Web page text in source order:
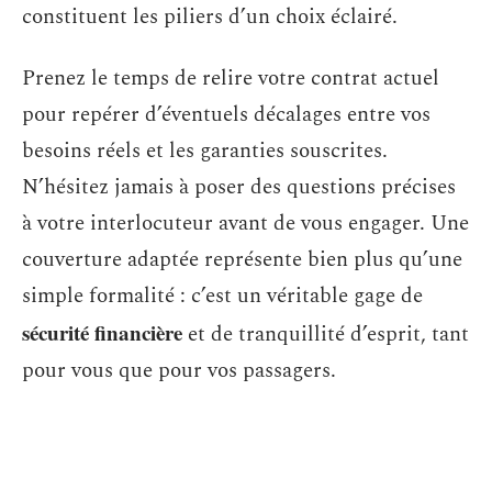
constituent les piliers d’un choix éclairé.
Prenez le temps de relire votre contrat actuel
pour repérer d’éventuels décalages entre vos
besoins réels et les garanties souscrites.
N’hésitez jamais à poser des questions précises
à votre interlocuteur avant de vous engager. Une
couverture adaptée représente bien plus qu’une
simple formalité : c’est un véritable gage de
sécurité financière et de tranquillité d’esprit, tant
pour vous que pour vos passagers.